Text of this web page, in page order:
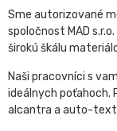
Sme autorizované
spoločnost MAD
širokú škálu
Naši pracovníci s
ideálnych poťahoch.
alcantra a auto-